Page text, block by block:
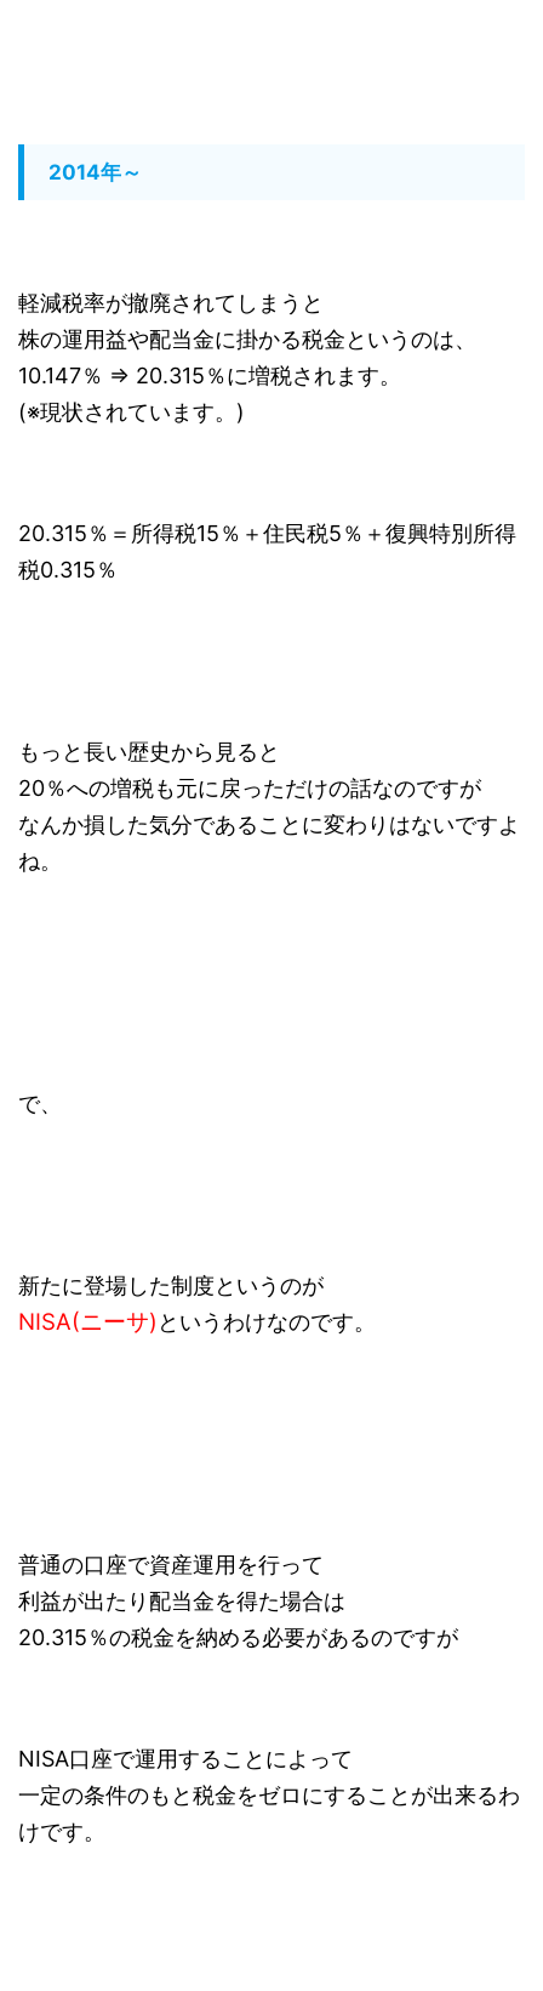
2014年～
軽減税率が撤廃されてしまうと
株の運用益や配当金に掛かる税金というのは、
10.147％ ⇒ 20.315％に増税されます。
(※現状されています。)
20.315％＝所得税15％＋住民税5％＋復興特別所得
税0.315％
もっと長い歴史から見ると
20％への増税も元に戻っただけの話なのですが
なんか損した気分であることに変わりはないですよ
ね。
で、
新たに登場した制度というのが
NISA(ニーサ) というわけなのです。
普通の口座で資産運用を行って
利益が出たり配当金を得た場合は
20.315％の税金を納める必要があるのですが
NISA口座で運用することによって
一定の条件のもと税金をゼロにすることが出来るわ
けです。